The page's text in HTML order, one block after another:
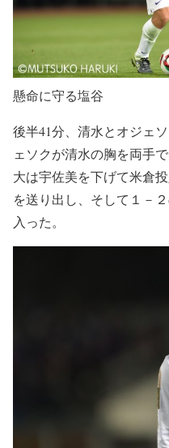
懸命に守る塩谷
後半41分、清水とオジェ
ェソクが清水の胸を両手
大は宇佐美を下げて米倉
を送り出し、そして１－
入った。